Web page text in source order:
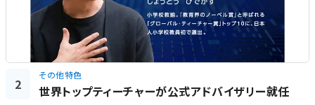
2
その他特色
世界トップティーチャーが公式アドバイザリー就任